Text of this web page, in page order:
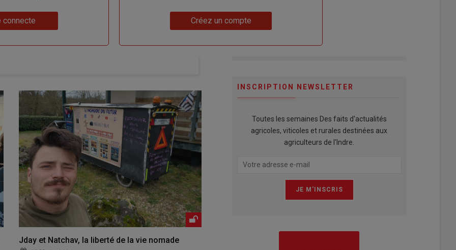
connecte Créez un compte
Jday et Natchav, la liberté de la vie nomade
INSCRIPTION NEWSLETTER
Toutes les semaines Des faits d'actualités
agricoles, viticoles et rurales destinées aux
agriculteurs de l'Indre.